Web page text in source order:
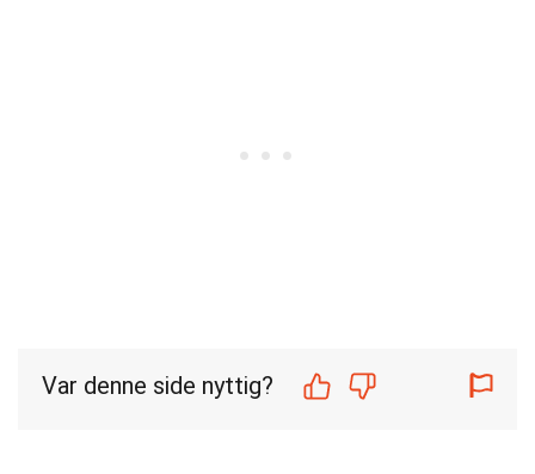
Var denne side nyttig?